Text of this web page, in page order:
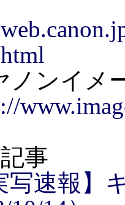
ンイメ
事
写速報】